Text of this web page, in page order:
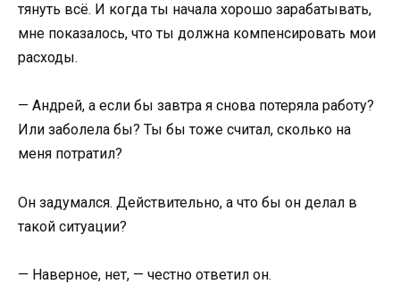
тянуть всё. И когда ты начала хорошо зарабатывать,
мне показалось, что ты должна компенсировать мои
расходы.
— Андрей, а если бы завтра я снова потеряла работу?
Или заболела бы? Ты бы тоже считал, сколько на
меня потратил?
Он задумался. Действительно, а что бы он делал в
такой ситуации?
— Наверное, нет, — честно ответил он.